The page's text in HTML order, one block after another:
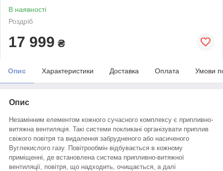
В наявності
Роздріб
17 999 ₴
Опис Характеристики Доставка Оплата Умови
Опис
Незамінним елементом кожного сучасного комплексу є припливно-
витяжна вентиляція. Такі системи покликані організувати приплив
свіжого повітря та видалення забрудненого або насиченого
Вуглекислого газу. Повітрообмін відбувається в кожному
приміщенні, де встановлена система припливно-витяжної
вентиляції, повітря, що надходить, очищається, а далі